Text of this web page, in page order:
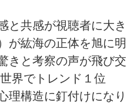
と共感が視聴者に大き
が紘海の正体を旭に明
きと考察の声が飛び交
界でトレンド１位
理構造に釘付けになり